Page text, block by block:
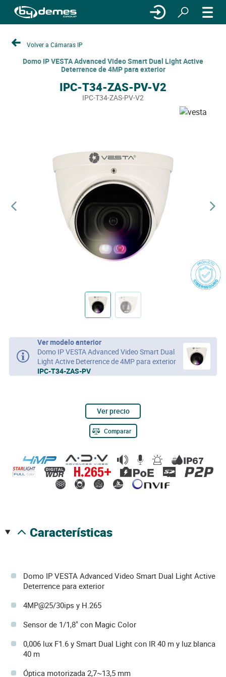
Volver a Cámaras IP
Domo IP VESTA Advanced Video Smart Dual Light Active
Deterrence de 4MP para exterior
IPC-T34-ZAS-PV-V2
IPC-T34-ZAS-PV-V2
Ver modelo anterior
Domo IP VESTA Advanced Video Smart Dual
Light Active Deterrence de 4MP para exterior
IPC-T34-ZAS-PV
Ver precio
Comparar
características
Domo IP VESTA Advanced Video Smart Dual Light Active
Deterrence para exterior
4MP@25/30ips y H.265
Sensor de 1/1,8" con Magic Color
0,006 lux F1.6 y Smart Dual Light con IR 40 m y luz blanca
40 m
Óptica motorizada 2,7~13,5 mm